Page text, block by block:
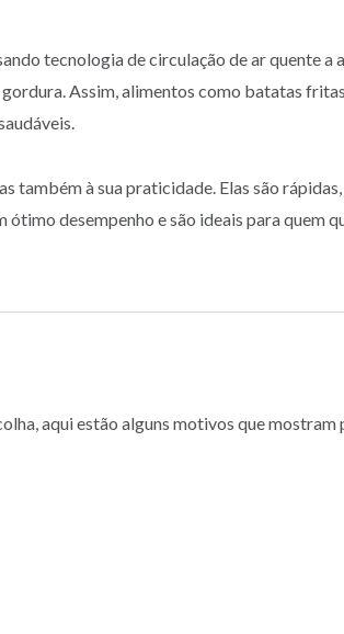
tecnologia de circulação de ar quente a
Assim, alimentos como batatas
também à sua praticidade. Elas são
ótimo desempenho e são ideais para quem
aqui estão alguns motivos que mostram